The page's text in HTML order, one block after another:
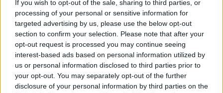
If you wish to opt-out of the sale, sharing to third parties, or
processing of your personal or sensitive information for
targeted advertising by us, please use the below opt-out
section to confirm your selection. Please note that after your
opt-out request is processed you may continue seeing
interest-based ads based on personal information utilized by
us or personal information disclosed to third parties prior to
your opt-out. You may separately opt-out of the further
disclosure of your personal information by third parties on the